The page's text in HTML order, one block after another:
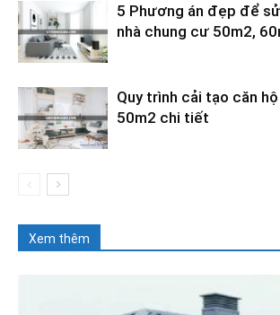
5 Phương án đẹp để
nhà chung cư 50m2,
Quy trình cải tạo căn
50m2 chi tiết
Xem thêm